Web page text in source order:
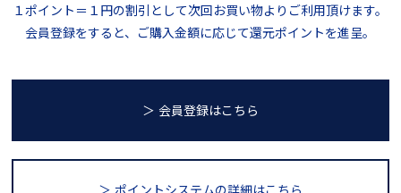
１ポイント＝１円の割引として次回お買い物よりご利用頂けます。
会員登録をすると、ご購入金額に応じて還元ポイントを進呈。
＞ 会員登録はこちら